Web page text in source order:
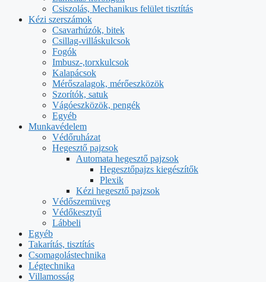
Csiszolás, Mechanikus felület tisztítás
Kézi szerszámok
Csavarhúzók, bitek
Csillag-villáskulcsok
Fogók
Imbusz-,torxkulcsok
Kalapácsok
Mérőszalagok, mérőeszközök
Szorítók, satuk
Vágóeszközök, pengék
Egyéb
Munkavédelem
Védőruházat
Hegesztő pajzsok
Automata hegesztő pajzsok
Hegesztőpajzs kiegészítők
Plexik
Kézi hegesztő pajzsok
Védőszemüveg
Védőkesztyű
Lábbeli
Egyéb
Takarítás, tisztítás
Csomagolástechnika
Légtechnika
Villamosság